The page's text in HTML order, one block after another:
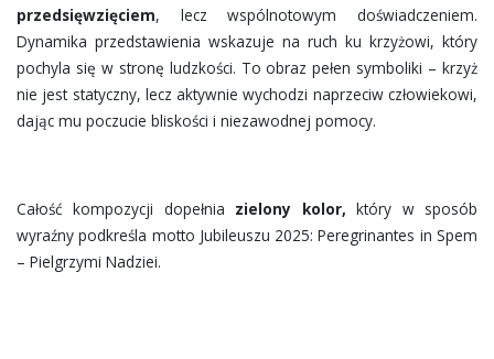
przedsięwzięciem, lecz wspólnotowym doświadczeniem.
Dynamika przedstawienia wskazuje na ruch ku krzyżowi, który
pochyla się w stronę ludzkości. To obraz pełen symboliki – krzyż
nie jest statyczny, lecz aktywnie wychodzi naprzeciw człowiekowi,
dając mu poczucie bliskości i niezawodnej pomocy.
Całość kompozycji dopełnia zielony kolor, który w sposób
wyraźny podkreśla motto Jubileuszu 2025: Peregrinantes in Spem
– Pielgrzymi Nadziei.